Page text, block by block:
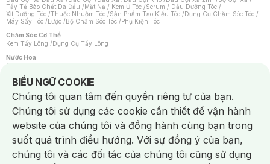
Tẩy Tế Bào Chết Da Đầu /Mặt Nạ / Kem Ủ Tóc /Serum / Dầu Dưỡng Tóc /
Xịt Dưỡng Tóc /Thuốc Nhuộm Tóc /Sản Phẩm Tạo Kiểu Tóc /Dụng Cụ Chăm Sóc Tóc /
Máy Sấy Tóc /Lược /Bộ Chăm Sóc Tóc /Phụ Kiện Tóc
Chăm Sóc Cơ Thể
Kem Tẩy Lông /Dụng Cụ Tẩy Lông
Nước Hoa
Nước Hoa Nữ
Chăm Sóc Cá Nhân
Chống Muỗi /Khẩu Trang /Máy Massage/Mặt Nạ Xông Hơi /Nước Rửa Tay/
Sản Phẩm Chăm Sóc Khác /Bàn Chải Đánh Răng /Bàn Chải Điện/
Hỗ Trợ Trắng Răng/Kem Đánh Răng /Máy Tăm Nước/ Nước Súc Miệng/
Tăm / Chỉ Nha Khoa/ Xịt Thơm Miệng / Dung Dịch Vệ Sinh/Dưỡng Vùng Kín/
Khăn Ướt Vệ Sinh Vùng Kín/Băng Vệ Sinh/Tampon/Bọt Cạo Râu /Dao Cạo Râu/
Máy Cạo Râu
Vấn Đề Về Da
Da Dầu / Lỗ Chân Lông To/ Da Khô / Mất Nước/ Da Lão Hóa/ Da Mụn/
Da Nhạy Cảm / Kích Ứng
Da Xỉn Màu Thâm / Nám / Tàn Nhang
BIỂU NGỮ COOKIE
Notice about cookies usage
Chúng tôi quan tâm đến quyền riêng tư của bạn.
Chúng tôi sử dụng các cookie cần thiết để vận hành
website của chúng tôi và đồng hành cùng bạn trong
suốt quá trình điều hướng. Với sự đồng ý của bạn,
chúng tôi và các đối tác của chúng tôi cũng sử dụng